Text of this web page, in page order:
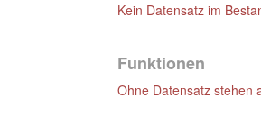
Kein Datensatz im
Funktionen
Ohne Datensatz stehen